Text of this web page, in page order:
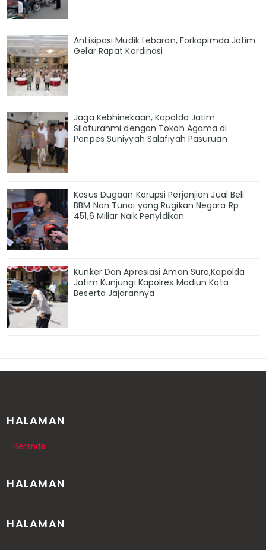
Antisipasi Mudik Lebaran, Forkopimda Jatim
Gelar Rapat Kordinasi
Jaga Kebhinekaan, Kapolda Jatim
Silaturahmi dengan Tokoh Agama di
Ponpes Suniyyah Salafiyah Pasuruan
Kasus Dugaan Korupsi Perjanjian Jual Beli
BBM Non Tunai yang Rugikan Negara Rp
451,6 Miliar Naik Penyidikan
Kunker Dan Apresiasi Aman Suro,Kapolda
Jatim Kunjungi Kapolres Madiun Kota
Beserta Jajarannya
HALAMAN
Beranda
HALAMAN
HALAMAN